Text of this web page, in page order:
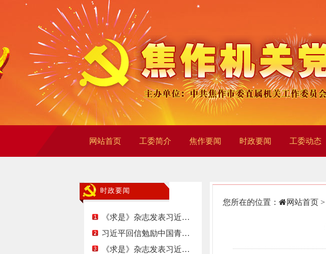
网站首页 工委简介 焦作要闻 时政要闻 工委动态
时政要闻
《求是》杂志发表习近…
习近平回信勉励中国青…
《求是》杂志发表习近…
您所在的位置： 网站首页 >